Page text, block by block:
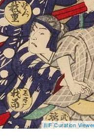
IIIF Curation